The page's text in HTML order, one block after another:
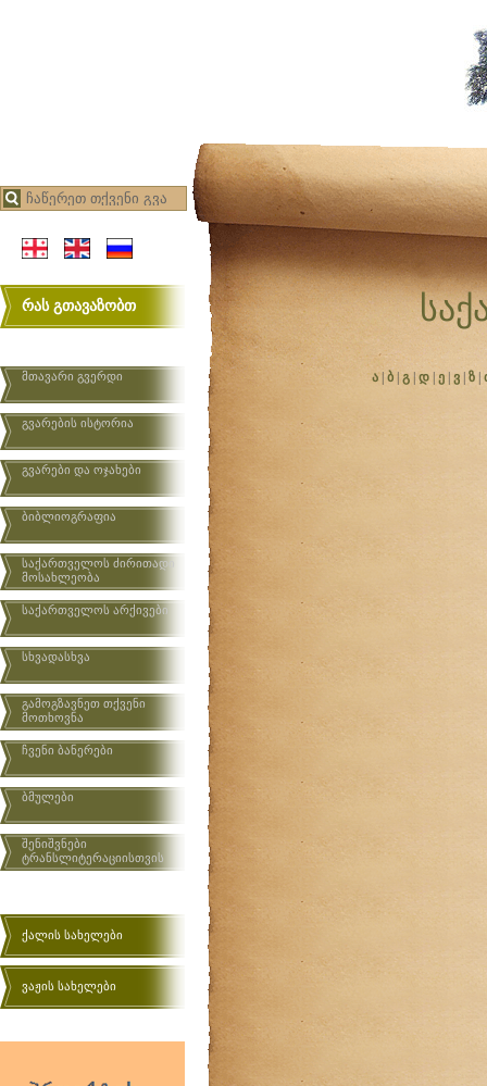
რას გთავაზობთ
მთავარი გვერდი
გვარების ისტორია
გვარები და ოჯახები
ბიბლიოგრაფია
საქართველოს ძირითადი
მოსახლეობა
საქართველოს არქივები
სხვადასხვა
გამოგზავნეთ თქვენი
მოთხოვნა
ჩვენი ბანერები
ბმულები
შენიშვნები
ტრანსლიტერაციისთვის
ქალის სახელები
ვაჟის სახელები
ა| ბ გ დ ე| ვ ზ